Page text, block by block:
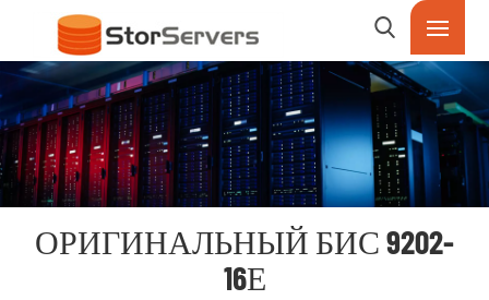
ОРИГИНАЛЬНЫЙ БИС 9202-
16Е